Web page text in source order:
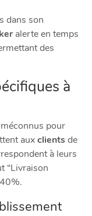
dans son
alerte en temps
des
à
pour
auxclientsde
à leurs
“Livraison